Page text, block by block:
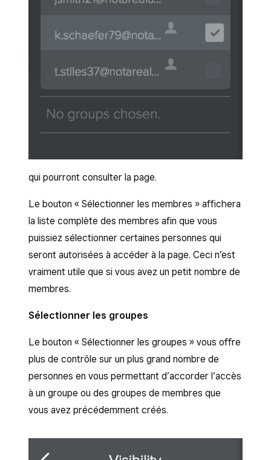
qui pourront consulter la page.
Le bouton « Sélectionner les membres » affichera
la liste complète des membres afin que vous
puissiez sélectionner certaines personnes qui
seront autorisées à accéder à la page. Ceci n’est
vraiment utile que si vous avez un petit nombre de
membres.
Sélectionner les groupes
Le bouton « Sélectionner les groupes » vous offre
plus de contrôle sur un plus grand nombre de
personnes en vous permettant d’accorder l’accès
à un groupe ou des groupes de membres que
vous avez précédemment créés.